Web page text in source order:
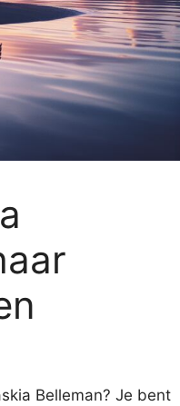
Belleman? Je bent